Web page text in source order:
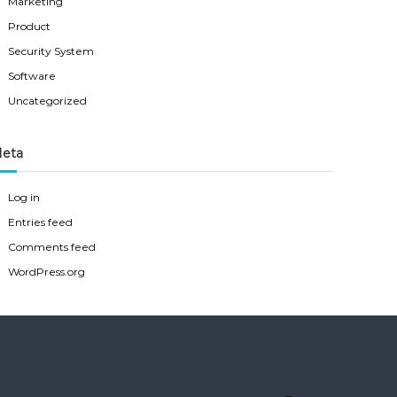
Product
Security System
Software
Uncategorized
Log in
Entries feed
Comments feed
WordPress.org